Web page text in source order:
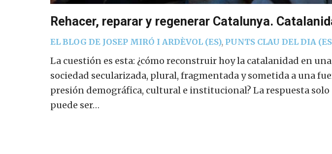
Rehacer, reparar y regenerar Catalunya.
EL BLOG DE JOSEP MIRÓ I ARDÈVOL (ES), PUNTS CLAU DEL DIA
La cuestión es esta: ¿cómo reconstruir hoy la catalanidad en una
sociedad secularizada, plural, fragmentada y sometida a una
presión demográfica, cultural e institucional? La respuesta solo
puede ser…